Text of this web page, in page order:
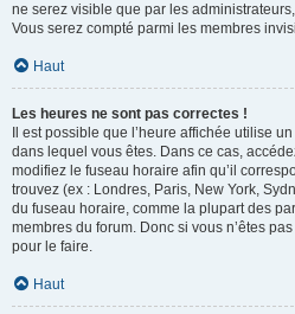
ne serez visible que par les
Vous serez compté parmi les membres
Haut
Les heures ne sont pas correctes !
Il est possible que l’heure affichée utilise
dans lequel vous êtes. Dans ce cas,
modifiez le fuseau horaire afin qu’il
trouvez (ex : Londres, Paris, New York,
du fuseau horaire, comme la plupart des
membres du forum. Donc si vous n’êtes
pour le faire.
Haut